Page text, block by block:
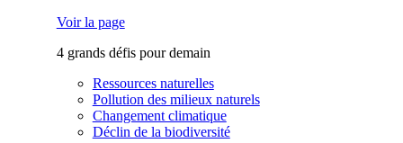
Voir la page
4 grands défis pour demain
Ressources naturelles
Pollution des milieux naturels
Changement climatique
Déclin de la biodiversité